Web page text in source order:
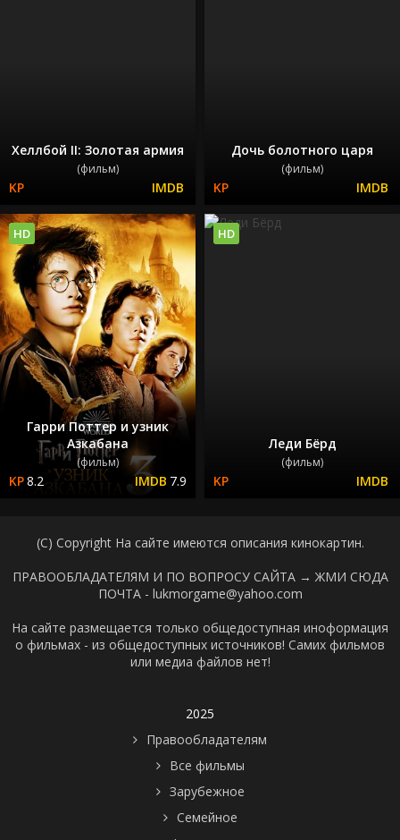
Хеллбой II: Золотая армия
(фильм)
Дочь болотного царя
(фильм)
Гарри Поттер и узник
Азкабана
(фильм)
8.2 7.9
HD
Леди Бёрд
(фильм)
HD
(C) Copyright На сайте имеются описания кинокартин.
ПРАВООБЛАДАТЕЛЯМ И ПО ВОПРОСУ САЙТА → ЖМИ СЮДА
ПОЧТА - lukmorgame@yahoo.com
На сайте размещается только общедоступная иноформация
о фильмах - из общедоступных источников! Самих фильмов
или медиа файлов нет!
2025
Правообладателям
Все фильмы
Зарубежное
Семейное